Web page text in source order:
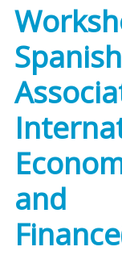
Spanish
and